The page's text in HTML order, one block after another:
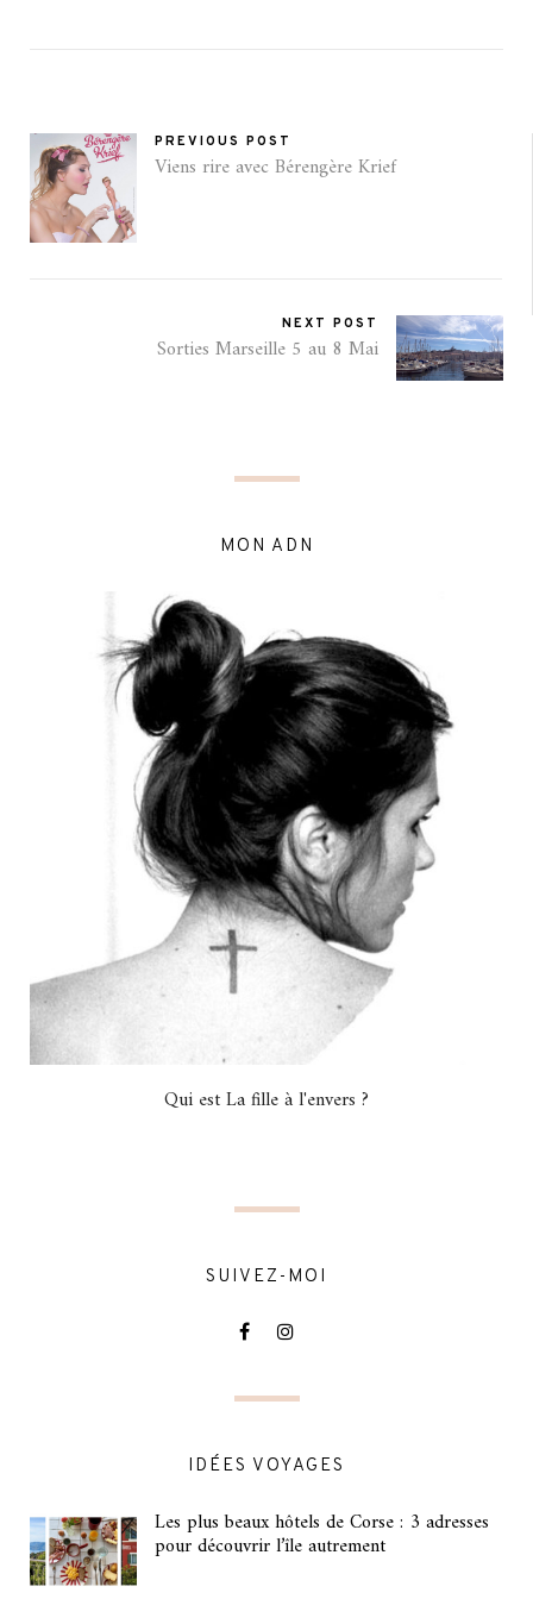
PREVIOUS POST
Viens rire avec Bérengère Krief
NEXT POST
Sorties Marseille 5 au 8 Mai
MON ADN
Qui est La fille à l'envers ?
SUIVEZ-MOI
IDÉES VOYAGES
Les plus beaux hôtels de Corse : 3 adresses
pour découvrir l’île autrement